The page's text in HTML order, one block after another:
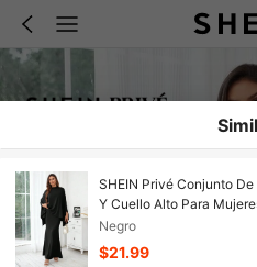
SHEIN Privé Conjunto
Y Cuello Alto Para
Negro
$21.99